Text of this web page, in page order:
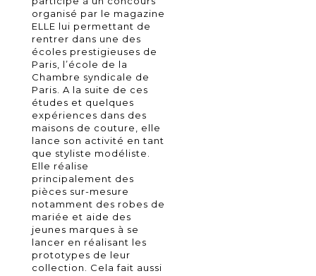
organisé par le magazine
ELLE lui permettant de
rentrer dans une des
écoles prestigieuses de
Paris, l’école de la
Chambre syndicale de
Paris. A la suite de ces
études et quelques
expériences dans des
maisons de couture, elle
lance son activité en tant
que styliste modéliste.
Elle réalise
principalement des
pièces sur-mesure
notamment des robes de
mariée et aide des
jeunes marques à se
lancer en réalisant les
prototypes de leur
collection. Cela fait aussi